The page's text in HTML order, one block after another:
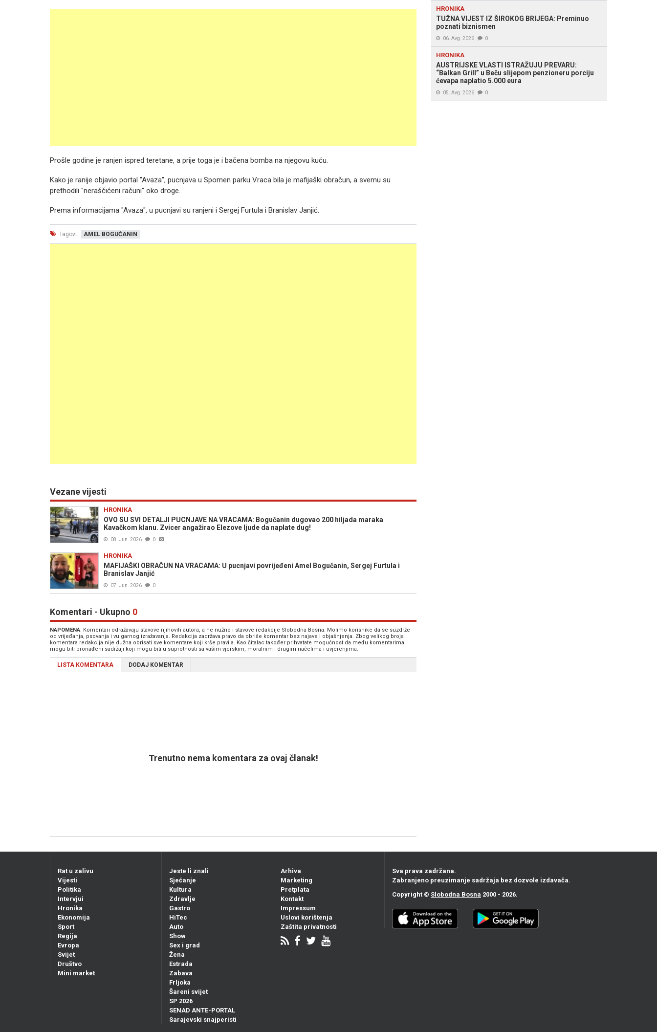
Prošle godine je ranjen ispred teretane, a prije toga je i bačena bomba na njegovu kuću.
Kako je ranije objavio portal "Avaza", pucnjava u Spomen parku Vraca bila je mafijaški obračun, a svemu su
prethodili "neraščićeni računi" oko droge.
Prema informacijama "Avaza", u pucnjavi su ranjeni i Sergej Furtula i Branislav Janjić.
Tagovi: AMEL BOGUČANIN
Vezane vijesti
HRONIKA
OVO SU SVI DETALJI PUCNJAVE NA VRACAMA: Bogučanin dugovao 200 hiljada maraka
Kavačkom klanu. Zvicer angažirao Elezove ljude da naplate dug!
08. Jun. 2026 0
HRONIKA
MAFIJAŠKI OBRAČUN NA VRACAMA: U pucnjavi povrijeđeni Amel Bogučanin, Sergej Furtula i
Branislav Janjić
07. Jun. 2026 0
Komentari - Ukupno 0
NAPOMENA: Komentari odražavaju stavove njihovih autora, a ne nužno i stavove redakcije Slobodna Bosna. Molimo korisnike da se suzdrže
od vrijeđanja, psovanja i vulgarnog izražavanja. Redakcija zadržava pravo da obriše komentar bez najave i objašnjenja. Zbog velikog broja
komentara redakcija nije dužna obrisati sve komentare koji krše pravila. Kao čitalac također prihvatate mogućnost da među komentarima
mogu biti pronađeni sadržaji koji mogu biti u suprotnosti sa vašim vjerskim, moralnim i drugim načelima i uvjerenjima.
LISTA KOMENTARA DODAJ KOMENTAR
Trenutno nema komentara za ovaj članak!
HRONIKA
TUŽNA VIJEST IZ ŠIROKOG BRIJEGA: Preminuo
poznati biznismen
06. Avg. 2026 0
HRONIKA
AUSTRIJSKE VLASTI ISTRAŽUJU PREVARU:
“Balkan Grill” u Beču slijepom penzioneru porciju
ćevapa naplatio 5.000 eura
05. Avg. 2026 0
Rat u zalivu
Vijesti
Politika
Intervjui
Hronika
Ekonomija
Sport
Regija
Evropa
Svijet
Društvo
Mini market
Jeste li znali
Sjećanje
Kultura
Zdravlje
Gastro
HiTec
Auto
Show
Sex i grad
Žena
Estrada
Zabava
Frljoka
Šareni svijet
SP 2026
SENAD ANTE-PORTAL
Sarajevski snajperisti
Arhiva
Marketing
Pretplata
Kontakt
Impressum
Uslovi korištenja
Zaštita privatnosti
Sva prava zadržana.
Zabranjeno preuzimanje sadržaja bez dozvole izdavača.
Copyright © Slobodna Bosna 2000 - 2026.